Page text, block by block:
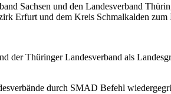
Sachsen und den Landesverband
Erfurt und dem Kreis Schmalkalden zum
der Thüringer Landesverband als
durch SMAD Befehl